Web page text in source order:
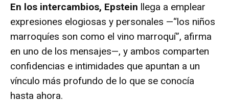
En los intercambios, Epstein llega a emplear
expresiones elogiosas y personales —“los niños
marroquíes son como el vino marroquí”, afirma
en uno de los mensajes—, y ambos comparten
confidencias e intimidades que apuntan a un
vínculo más profundo de lo que se conocía
hasta ahora.